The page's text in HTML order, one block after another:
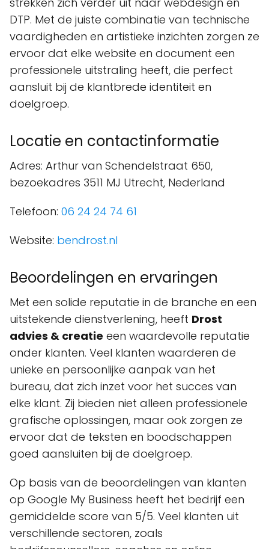
DTP. Met de juiste combinatie van technische
vaardigheden en artistieke inzichten zorgen ze
ervoor dat elke website en document een
professionele uitstraling heeft, die perfect
aansluit bij de klantbrede identiteit en
doelgroep.
Locatie en contactinformatie
Adres: Arthur van Schendelstraat 650,
bezoekadres 3511 MJ Utrecht, Nederland
Telefoon: 06 24 24 74 61
Website: bendrost.nl
Beoordelingen en ervaringen
Met een solide reputatie in de branche en een
uitstekende dienstverlening, heeft Drost
advies & creatie een waardevolle reputatie
onder klanten. Veel klanten waarderen de
unieke en persoonlijke aanpak van het
bureau, dat zich inzet voor het succes van
elke klant. Zij bieden niet alleen professionele
grafische oplossingen, maar ook zorgen ze
ervoor dat de teksten en boodschappen
goed aansluiten bij de doelgroep.
Op basis van de beoordelingen van klanten
op Google My Business heeft het bedrijf een
gemiddelde score van 5/5. Veel klanten uit
verschillende sectoren, zoals